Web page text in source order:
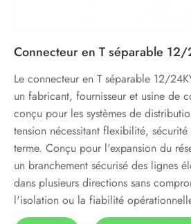
Connecteur en T séparable
Le connecteur en T séparable 12/
un fabricant, fournisseur et usine de
conçu pour les systèmes de
tension nécessitant flexibilité,
terme. Conçu pour l'expansion du
un branchement sécurisé des lignes
dans plusieurs directions sans
l'isolation ou la fiabilité